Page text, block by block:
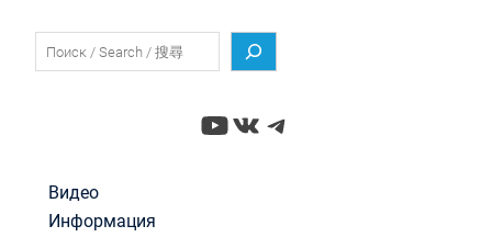
YouTube
ВКонтакте
Telegram
Видео
Информация